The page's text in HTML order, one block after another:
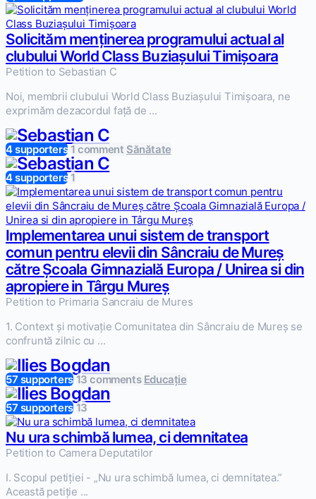
Solicităm menținerea programului actual al
clubului World Class Buziașului Timișoara
Petition to Sebastian C
Noi, membrii clubului World Class Buziașului Timișoara, ne
exprimăm dezacordul față de ...
4 supporters 1 comment Sănătate
4 supporters 1
Implementarea unui sistem de transport
comun pentru elevii din Sâncraiu de Mureș
către Școala Gimnazială Europa / Unirea si din
apropiere in Târgu Mureș
Petition to Primaria Sancraiu de Mures
1. Context și motivație Comunitatea din Sâncraiu de Mureș se
confruntă zilnic cu ...
57 supporters 13 comments Educație
57 supporters 13
Nu ura schimbă lumea, ci demnitatea
Petition to Camera Deputatilor
I. Scopul petiției - „Nu ura schimbă lumea, ci demnitatea.”
Această petiție ...